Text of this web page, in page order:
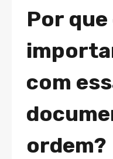
Por que
com
ordem?